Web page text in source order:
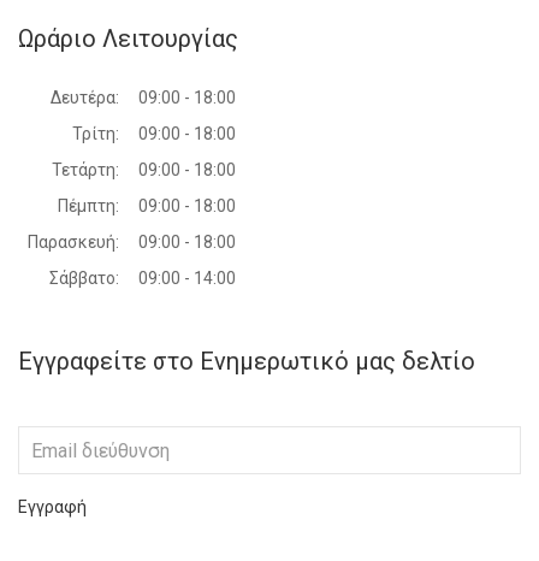
Ωράριο Λειτουργίας
Δευτέρα:
09:00 - 18:00
Τρίτη:
09:00 - 18:00
Τετάρτη:
09:00 - 18:00
Πέμπτη:
09:00 - 18:00
Παρασκευή:
09:00 - 18:00
Σάββατο:
09:00 - 14:00
Εγγραφείτε στο Ενημερωτικό μας δελτίο
Εγγραφή